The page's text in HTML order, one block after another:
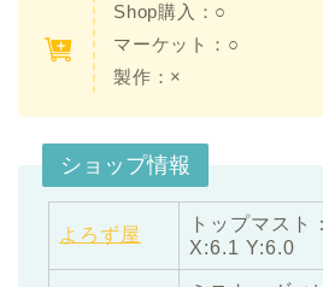
Shop購入：○
マーケット：○
製作：×
ショップ情報
よろず屋
トップマスト
X:6.1 Y:6.0